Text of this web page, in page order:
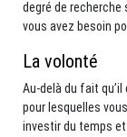
degré de
vous avez besoin
La volonté
Au-delà du fait
pour lesquelles
investir du temps et